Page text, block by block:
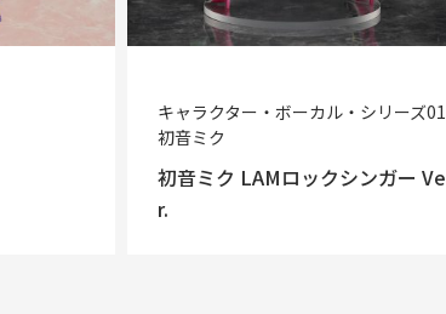
キャラクター・ボーカル・シリーズ01
初音ミク
初音ミク LAMロックシンガー Ve
r.